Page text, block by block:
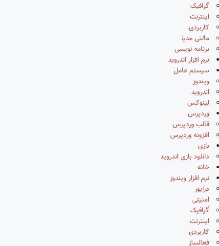
گرافیک
اینترنت
کاربردی
مالتی مدیا
برنامه نویسی
نرم افزار اندروید
سیستم عامل
ویندوز
اندروید
لینوکس
وردپرس
قالب وردپرس
افزونه وردپرس
بازی
دانلود بازی اندروید
خانه
نرم افزار ویندوز
درایور
امنیتی
گرافیک
اینترنت
کاربردی
فعالساز